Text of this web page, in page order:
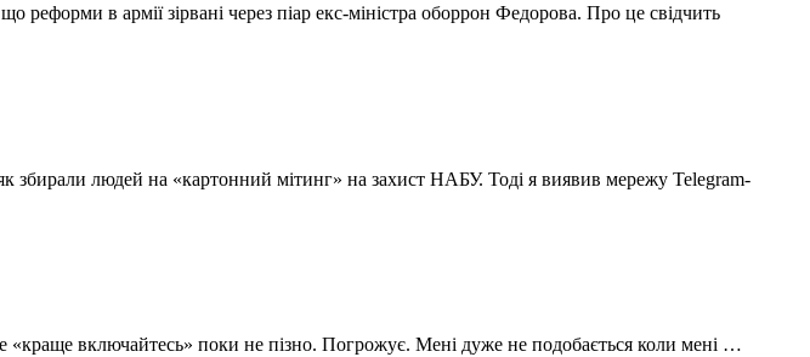
реформи в армії зірвані через піар екс-міністра оборрон Федорова. Про це свідчить
збирали людей на «картонний мітинг» на захист НАБУ. Тоді я виявив мережу Telegram-
включайтесь» поки не пізно. Погрожує. Мені дуже не подобається коли мені …